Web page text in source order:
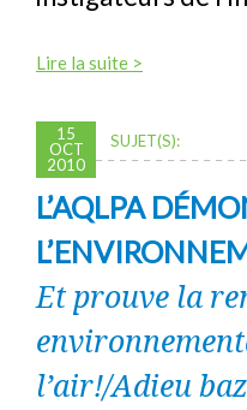
Lire la suite >
15
OCT
2010
SUJET(S):
L’AQLPA
Et prouve la
l’air!/Adieu